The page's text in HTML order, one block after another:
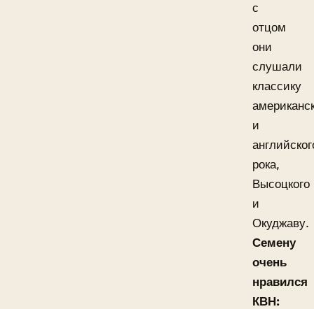
с
отцом
они
слушали
классику
и
рока,
Высоцкого
и
Окуджаву.
Семену
очень
нравился
КВН: